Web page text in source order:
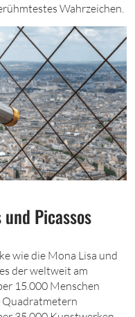
Wahrzeichen.
Picassos
wie die Mona Lisa und
der weltweit am
15.000 Menschen
Quadratmetern